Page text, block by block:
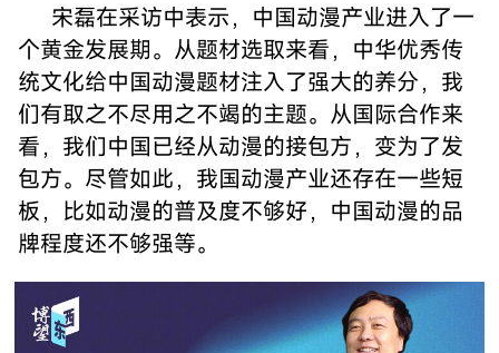
宋磊在采访中表示，中国动漫产业进入了一
个黄金发展期。从题材选取来看，中华优秀传
统文化给中国动漫题材注入了强大的养分，我
们有取之不尽用之不竭的主题。从国际合作来
看，我们中国已经从动漫的接包方，变为了发
包方。尽管如此，我国动漫产业还存在一些短
板，比如动漫的普及度不够好，中国动漫的品
牌程度还不够强等。